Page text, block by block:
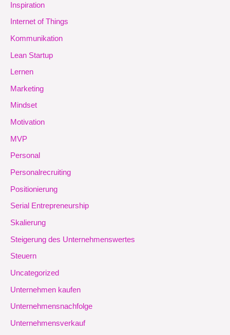
Inspiration
Internet of Things
Kommunikation
Lean Startup
Lernen
Marketing
Mindset
Motivation
MVP
Personal
Personalrecruiting
Positionierung
Serial Entrepreneurship
Skalierung
Steigerung des Unternehmenswertes
Steuern
Uncategorized
Unternehmen kaufen
Unternehmensnachfolge
Unternehmensverkauf